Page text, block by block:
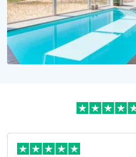
Alle Ferienhäuser mit Pool hier!